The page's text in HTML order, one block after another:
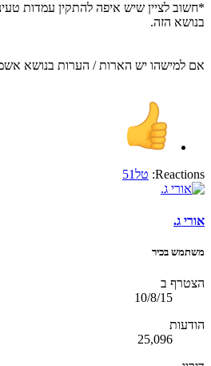
*חשוב לציין שיש איפה להתקין עמדות
בנושא הזה.
אם למישהו יש הארות / הערות בנושא
Reactions: טל51
אורי ג.
משתמש בכיר
הצטרף ב
10/8/15
הודעות
25,096